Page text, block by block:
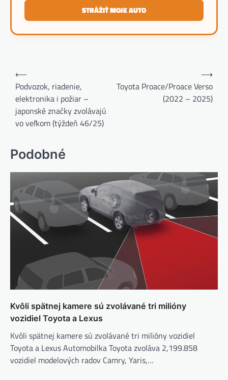
STRÁŽIŤ MOJE AUTO
Navigácia
článku
⟵
Podvozok, riadenie,
elektronika i požiar –
japonské značky zvolávajú
vo veľkom (týždeň 46/25)
Toyota Proace/Proace Verso
(2022 – 2025)
⟶
Podobné
Kvôli spätnej kamere sú zvolávané tri milióny
vozidiel Toyota a Lexus
Kvôli spätnej kamere sú zvolávané tri milióny vozidiel
Toyota a Lexus Automobilka Toyota zvoláva 2,199.858
vozidiel modelových radov Camry, Yaris,…